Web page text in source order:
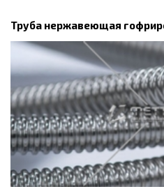
Труба нержавеющая